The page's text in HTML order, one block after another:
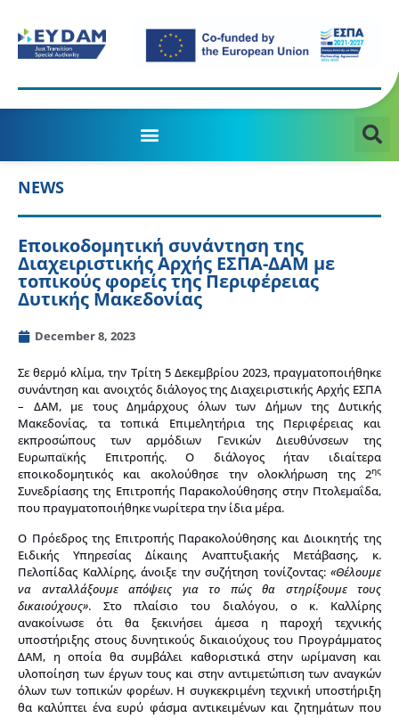
NEWS
Εποικοδομητική συνάντηση της
Διαχειριστικής Αρχής ΕΣΠΑ-ΔΑΜ με
τοπικούς φορείς της Περιφέρειας
Δυτικής Μακεδονίας
December 8, 2023
Σε θερμό κλίμα, την Τρίτη 5 Δεκεμβρίου 2023, πραγματοποιήθηκε
συνάντηση και ανοιχτός διάλογος της Διαχειριστικής Αρχής ΕΣΠΑ
– ΔΑΜ, με τους Δημάρχους όλων των Δήμων της Δυτικής
Μακεδονίας, τα τοπικά Επιμελητήρια της Περιφέρειας και
εκπροσώπους των αρμόδιων Γενικών Διευθύνσεων της
Ευρωπαϊκής Επιτροπής. Ο διάλογος ήταν ιδιαίτερα
εποικοδομητικός και ακολούθησε την ολοκλήρωση της 2ης
Συνεδρίασης της Επιτροπής Παρακολούθησης στην Πτολεμαΐδα,
που πραγματοποιήθηκε νωρίτερα την ίδια μέρα.
Ο Πρόεδρος της Επιτροπής Παρακολούθησης και Διοικητής της
Ειδικής Υπηρεσίας Δίκαιης Αναπτυξιακής Μετάβασης, κ.
Πελοπίδας Καλλίρης, άνοιξε την συζήτηση τονίζοντας: «Θέλουμε
να ανταλλάξουμε απόψεις για το πώς θα στηρίξουμε τους
δικαιούχους». Στο πλαίσιο του διαλόγου, ο κ. Καλλίρης
ανακοίνωσε ότι θα ξεκινήσει άμεσα η παροχή τεχνικής
υποστήριξης στους δυνητικούς δικαιούχους του Προγράμματος
ΔΑΜ, η οποία θα συμβάλει καθοριστικά στην ωρίμανση και
υλοποίηση των έργων τους και στην αντιμετώπιση των αναγκών
όλων των τοπικών φορέων. Η συγκεκριμένη τεχνική υποστήριξη
θα καλύπτει ένα ευρύ φάσμα αντικειμένων και ζητημάτων που